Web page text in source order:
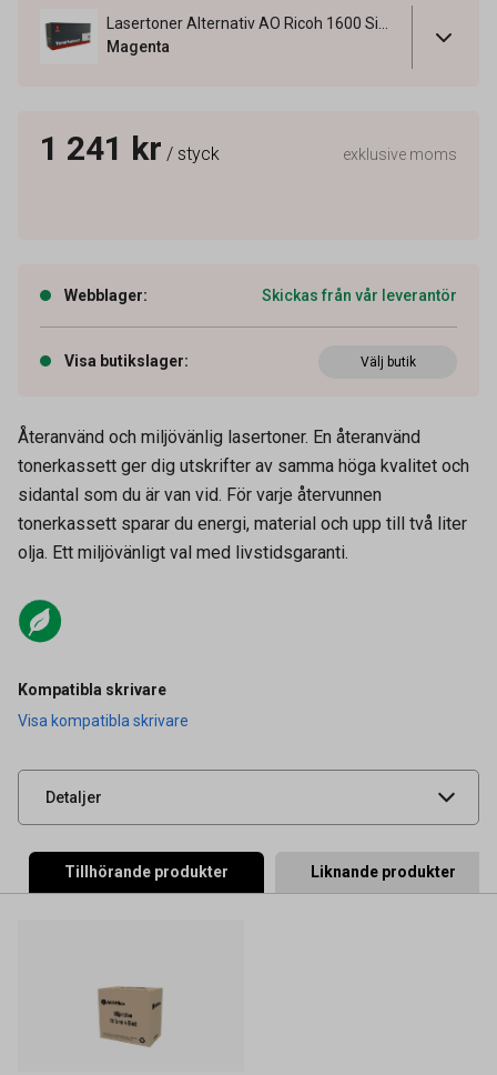
Magenta
1 241 kr / styck exklusive moms
Webblager: Skickas från vår leverantör
Visa butikslager: Välj butik
Återanvänd och miljövänlig lasertoner. En återanvänd
tonerkassett ger dig utskrifter av samma höga kvalitet och
sidantal som du är van vid. För varje återvunnen
tonerkassett sparar du energi, material och upp till två liter
olja. Ett miljövänligt val med livstidsgaranti.
Kompatibla skrivare
Visa kompatibla skrivare
Detaljer
Artikelnummer
Leverantörens
UNSPSC 44103103
Tillhörande produkter Liknande produkter